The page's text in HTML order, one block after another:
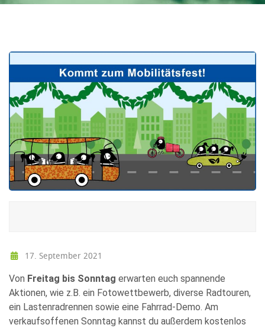
17. September 2021
Von Freitag bis Sonntag erwarten euch spannende
Aktionen, wie z.B. ein Fotowettbewerb, diverse Radtouren,
ein Lastenradrennen sowie eine Fahrrad-Demo. Am
verkaufsoffenen Sonntag kannst du außerdem kostenlos